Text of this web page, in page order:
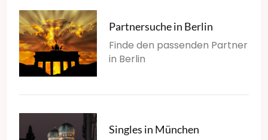
Partnersuche in Berlin
Finde den passenden Partner
in Berlin
Singles in München